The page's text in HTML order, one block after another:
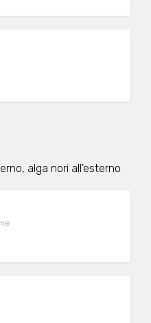
alga nori all'esterno